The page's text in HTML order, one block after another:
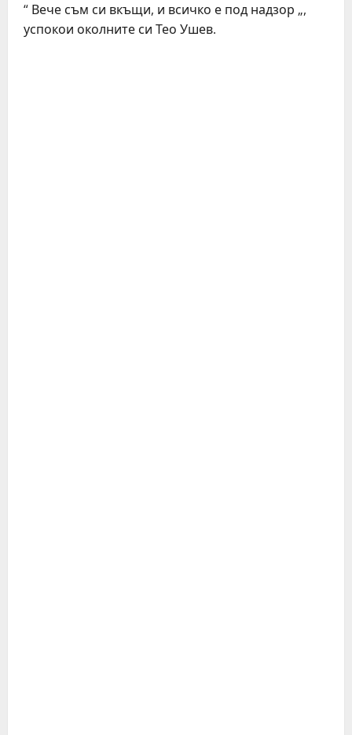
“ Вече съм си вкъщи, и всичко е под надзор „,
успокои околните си Тео Ушев.